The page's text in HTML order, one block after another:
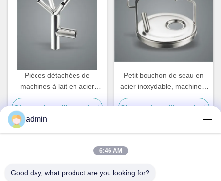
Pièces détachées de
machines à lait en acier
inoxydable
Obtenez le meilleur prix
Petit bouchon de seau en
acier inoxydable, machine à
traire les vaches pièces
détachées
Obtenez le meilleur prix
admin
6:46 AM
Good day, what product are you looking for?